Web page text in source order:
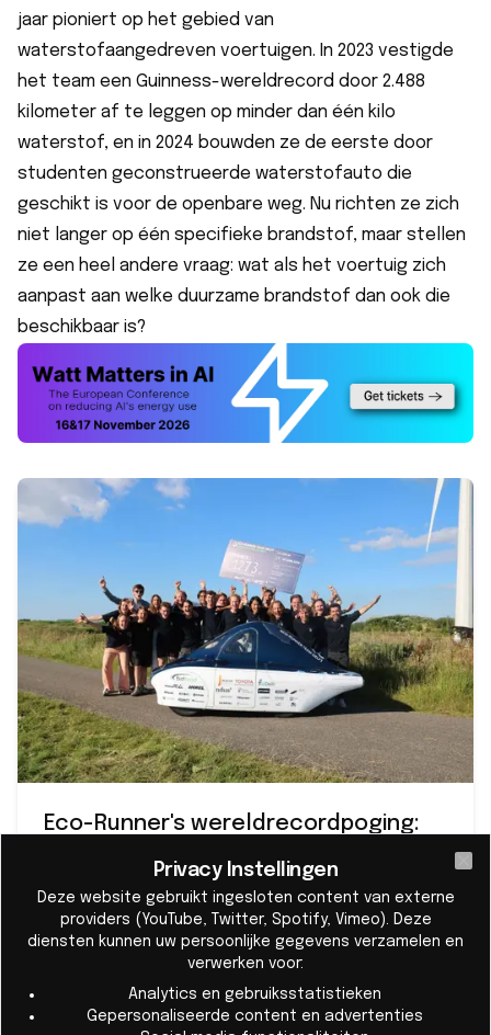
jaar pioniert op het gebied van
waterstofaangedreven voertuigen. In 2023 vestigde
het team een Guinness-wereldrecord door 2.488
kilometer af te leggen op minder dan één kilo
waterstof, en in 2024 bouwden ze de eerste door
studenten geconstrueerde waterstofauto die
geschikt is voor de openbare weg. Nu richten ze zich
niet langer op één specifieke brandstof, maar stellen
ze een heel andere vraag: wat als het voertuig zich
aanpast aan welke duurzame brandstof dan ook die
beschikbaar is?
Eco-Runner's wereldrecordpoging:
mogelijk de Elfstedenroute rijden
Op 17 juni deed de Eco-Runner XIV van de TU
Delft een poging om het wereldrecord
waterstofafstand te verbreken door 1273
kilometer te rijden over de Elfstedentocht-
Privacy Instellingen
Deze website gebruikt ingesloten content van externe
providers (YouTube, Twitter, Spotify, Vimeo). Deze
diensten kunnen uw persoonlijke gegevens verzamelen en
verwerken voor:
Analytics en gebruiksstatistieken
Gepersonaliseerde content en advertenties